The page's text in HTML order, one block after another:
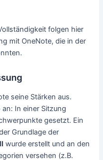
folgen hier
mit OneNote, die in der
seine Stärken aus.
In einer Sitzung
gesetzt. Ein
Grundlage der
wurde erstellt und an den
versehen (z.B.